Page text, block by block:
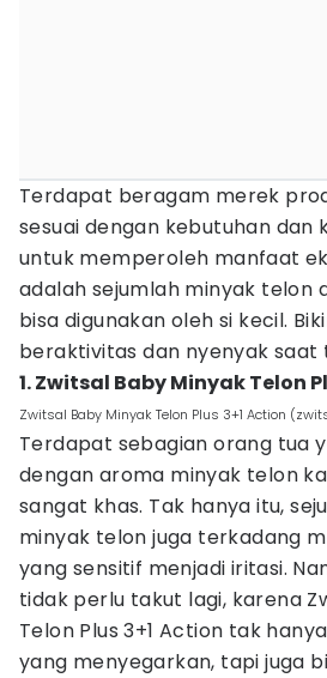
Terdapat beragam merek
sesuai dengan kebutuhan dan
untuk memperoleh manfaat
adalah sejumlah minyak telon
bisa digunakan oleh si kecil.
beraktivitas dan nyenyak saat
1. Zwitsal Baby Minyak Telon
Zwitsal Baby Minyak Telon Plus 3+1 Action
Terdapat sebagian orang tua
dengan aroma minyak telon
sangat khas. Tak hanya itu,
minyak telon juga terkadang
yang sensitif menjadi iritasi.
tidak perlu takut lagi, karena
Telon Plus 3+1 Action tak
yang menyegarkan, tapi juga